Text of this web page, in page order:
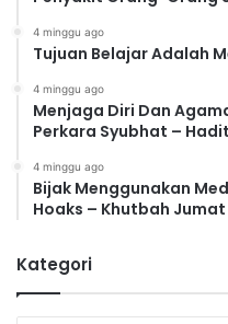
4 minggu ago
Tujuan Belajar Adalah
4 minggu ago
Menjaga Diri Dan
Perkara Syubhat –
4 minggu ago
Bijak Menggunakan
Hoaks – Khutbah Jumat
Kategori